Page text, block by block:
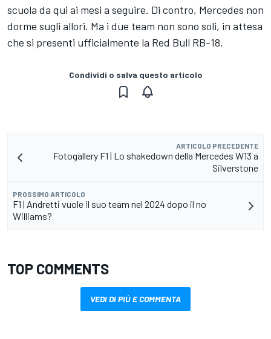
scuola da qui ai mesi a seguire. Di contro, Mercedes non
dorme sugli allori. Ma i due team non sono soli, in attesa
che si presenti ufficialmente la Red Bull RB-18.
Condividi o salva questo articolo
ARTICOLO PRECEDENTE
Fotogallery F1 | Lo shakedown della Mercedes W13 a
Silverstone
PROSSIMO ARTICOLO
F1 | Andretti vuole il suo team nel 2024 dopo il no
Williams?
TOP COMMENTS
VEDI DI PIÙ E COMMENTA